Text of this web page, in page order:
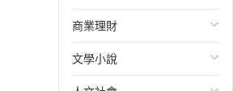
商業理財
投資理財
文學小說